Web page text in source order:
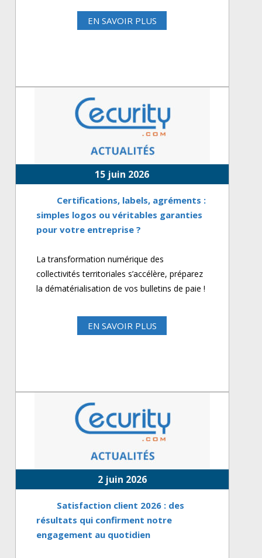
EN SAVOIR PLUS
15 juin 2026
Certifications, labels, agréments :
simples logos ou véritables garanties
pour votre entreprise ?
La transformation numérique des
collectivités territoriales s’accélère, préparez
la dématérialisation de vos bulletins de paie !
EN SAVOIR PLUS
2 juin 2026
Satisfaction client 2026 : des
résultats qui confirment notre
engagement au quotidien